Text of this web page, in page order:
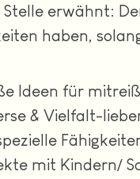
erwähnt:
haben,
Ideen für
& Vielfalt-
mit Kindern/